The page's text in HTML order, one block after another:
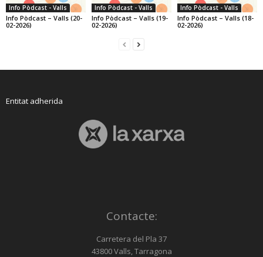
Info Pòdcast - Valls
Info Pòdcast – Valls (20-
02-2026)
Info Pòdcast - Valls
Info Pòdcast – Valls (19-
02-2026)
Info Pòdcast - Valls
Info Pòdcast – Valls (18-
02-2026)
Entitat adherida
Contacte:
Carretera del Pla 37
43800 Valls, Tarragona